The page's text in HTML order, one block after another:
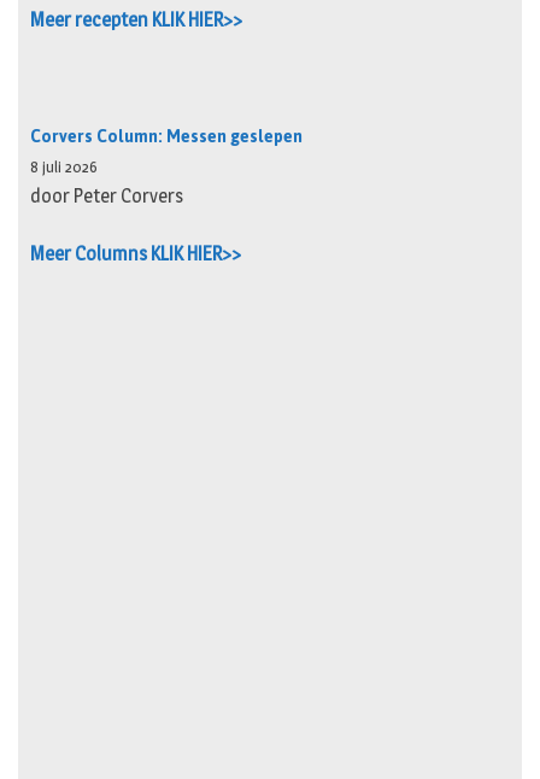
Meer recepten KLIK HIER>>
Corvers Column: Messen geslepen
8 juli 2026
door Peter Corvers
Meer Columns KLIK HIER>>